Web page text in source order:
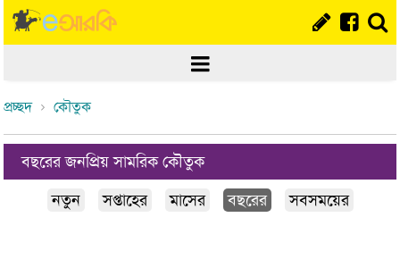
প্রচ্ছদ কৌতুক
বছরের জনপ্রিয় সামরিক কৌতুক
নতুন
সপ্তাহের মাসের বছরের সবসময়ের